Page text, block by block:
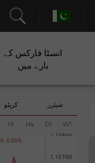
انسٹا فارکس کے
بارے میں
کرپٹو شیئرز
H1 H4 D1 W1
0 0 .00%